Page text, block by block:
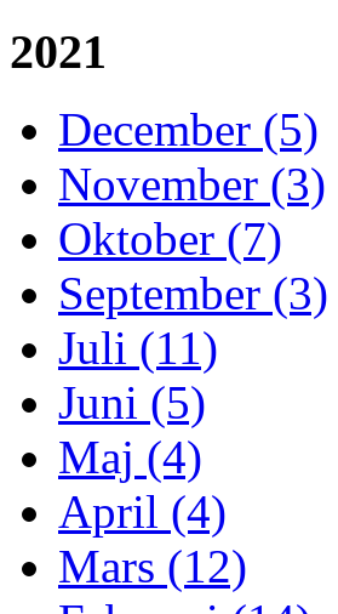
2021
December (5)
November (3)
Oktober (7)
September (3)
Juli (11)
Juni (5)
Maj (4)
April (4)
Mars (12)